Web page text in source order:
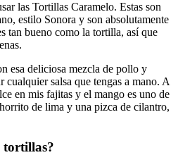
las Tortillas Caramelo. Estas son
estilo Sonora y son absolutamente
tan bueno como la tortilla, así que
esa deliciosa mezcla de pollo y
cualquier salsa que tengas a mano. A
en mis fajitas y el mango es uno de
de lima y una pizca de cilantro,
tortillas?